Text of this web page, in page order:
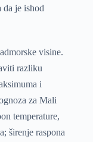
da je ishod
visine.
razliku
i
za Mali
temperature,
širenje raspona